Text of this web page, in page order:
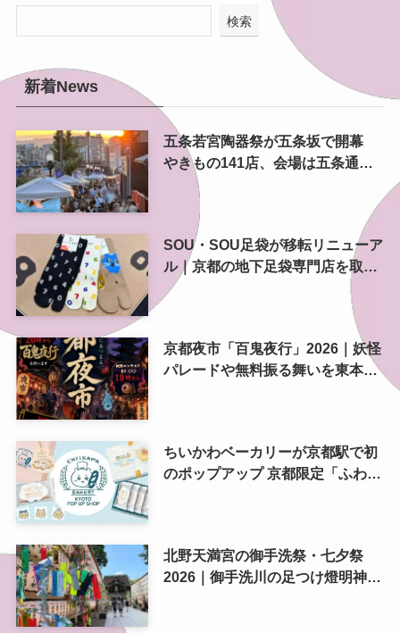
検索
新着News
五条若宮陶器祭が五条坂で開幕
やきもの141店、会場は五条通の
南側にも拡大
SOU・SOU足袋が移転リニューア
ル｜京都の地下足袋専門店を取
材、人気商品や京都土産も紹介
京都夜市「百鬼夜行」2026｜妖怪
パレードや無料振る舞いを東本願
ちいかわベーカリーが京都駅で初
のポップアップ 京都限定「ふわふ
北野天満宮の御手洗祭・七夕祭
2026｜御手洗川の足つけ燈明神事